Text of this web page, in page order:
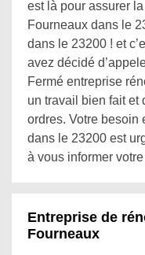
est là pour assurer
Fourneaux dans le
dans le 23200 ! et
avez décidé
Fermé entreprise
un travail bien fait et
ordres. Votre besoin
dans le 23200 est
à vous informer
Entreprise de
Fourneaux